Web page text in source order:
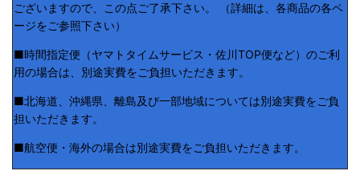
ございますので、この点ご了承下さい。 （詳細は、各商品の各ペ
ージをご参照下さい）
■時間指定便（ヤマトタイムサービス・佐川TOP便など）のご利
用の場合は、別途実費をご負担いただきます。
■北海道、沖縄県、離島及び一部地域については別途実費をご負
担いただきます。
■航空便・海外の場合は別途実費をご負担いただきます。